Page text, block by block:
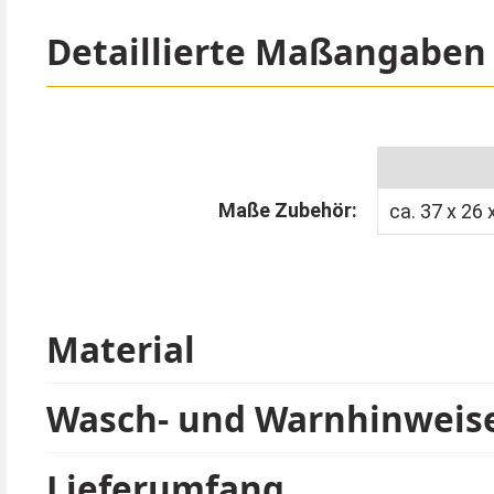
Die Deluxe Dämon Schaumstoff Maske bedeckt
Generation ist perfekt geeignet für Cosplay
Diese teuflische Dämonenmaske passt sehr gut
Tipp von Kostümpalast:
Schminken Sie Ihre Augenpartie unter der
Detaillierte Maßangaben
Maße Zubehör: ca. 37 x 26
Material
Wasch- und